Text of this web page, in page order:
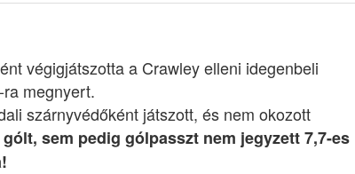
végigjátszotta a Crawley elleni idegenbeli
megnyert.
szárnyvédőként játszott, és nem okozott
sem pedig gólpasszt nem jegyzett 7,7-es